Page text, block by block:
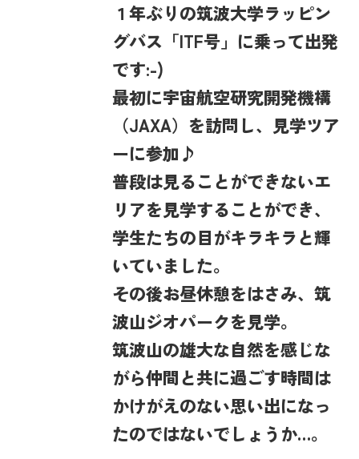
１年ぶりの筑波大学ラッピン
グバス「ITF号」に乗って出発
です:-)
最初に宇宙航空研究開発機構
（JAXA）を訪問し、見学ツア
ーに参加♪
普段は見ることができないエ
リアを見学することができ、
学生たちの目がキラキラと輝
いていました。
その後お昼休憩をはさみ、筑
波山ジオパークを見学。
筑波山の雄大な自然を感じな
がら仲間と共に過ごす時間は
かけがえのない思い出になっ
たのではないでしょうか…。